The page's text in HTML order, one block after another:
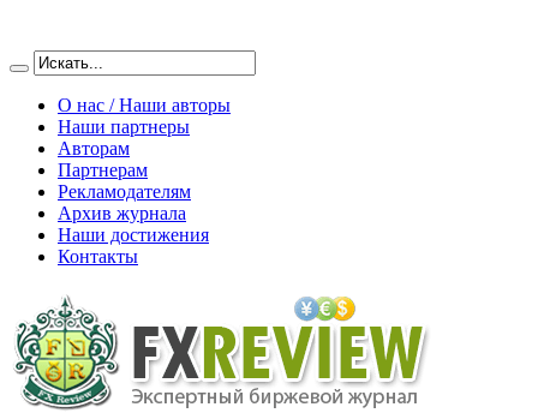
О нас / Наши авторы
Наши партнеры
Авторам
Партнерам
Рекламодателям
Архив журнала
Наши достижения
Контакты